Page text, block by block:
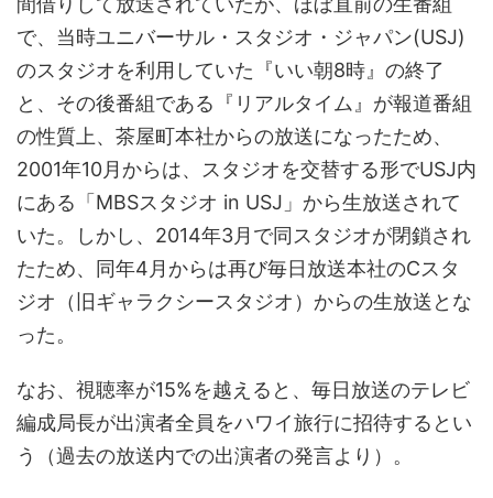
で、当時ユニバーサル・スタジオ・ジャパン(USJ)
のスタジオを利用していた『いい朝8時』の終了
と、その後番組である『リアルタイム』が報道番組
の性質上、茶屋町本社からの放送になったため、
2001年10月からは、スタジオを交替する形でUSJ内
にある「MBSスタジオ in USJ」から生放送されて
いた。しかし、2014年3月で同スタジオが閉鎖され
たため、同年4月からは再び毎日放送本社のCスタ
ジオ（旧ギャラクシースタジオ）からの生放送とな
った。
なお、視聴率が15%を越えると、毎日放送のテレビ
編成局長が出演者全員をハワイ旅行に招待するとい
う（過去の放送内での出演者の発言より）。